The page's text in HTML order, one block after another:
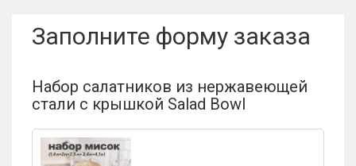
Заполните форму заказа
Набор салатников из нержавеющей
стали с крышкой Salad Bowl